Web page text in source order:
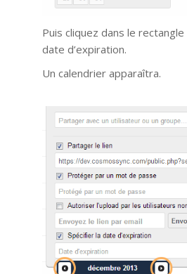
Puis cliquez dans le
date d’expiration.
Un calendrier apparaîtra.